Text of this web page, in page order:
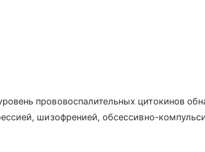
прововоспалительных цитокинов
шизофренией, обсессивно-